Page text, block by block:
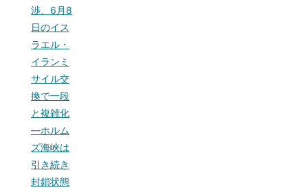
渉、6月8
日のイス
ラエル・
イランミ
サイル交
換で一段
と複雑化
—ホルム
ズ海峡は
引き続き
封鎖状態